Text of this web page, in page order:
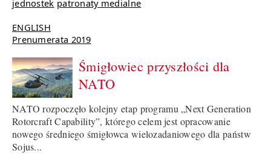
jednostek patronaty medialne
ENGLISH
Prenumerata 2019
Śmigłowiec przyszłości dla
NATO
NATO rozpoczęło kolejny etap programu „Next Generation
Rotorcraft Capability”, którego celem jest opracowanie
nowego średniego śmigłowca wielozadaniowego dla państw
Sojus...